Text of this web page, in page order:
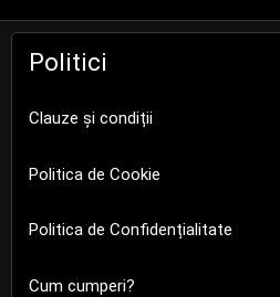
Politici
Clauze și condiții
Politica de Cookie
Politica de Confidențialitate
Cum cumperi?